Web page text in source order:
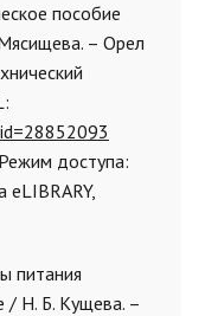
пособие
– Орел
доступа:
eLIBRARY,
питания
/ Н. Б. Кущева. –